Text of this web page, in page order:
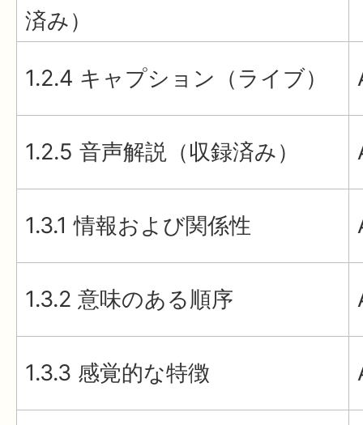
済み）
1.2.4 キャプション（ライブ）
1.2.5 音声解説（収録済み）
1.3.1 情報および関係性
1.3.2 意味のある順序
1.3.3 感覚的な特徴